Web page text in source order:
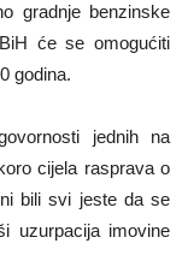
gradnje benzinske
će se omogućiti
godina.
jednih na
cijela rasprava o
bili svi jeste da se
uzurpacija imovine